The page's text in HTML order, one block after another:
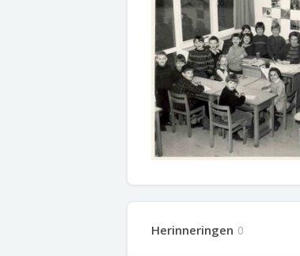
Herinneringen 0